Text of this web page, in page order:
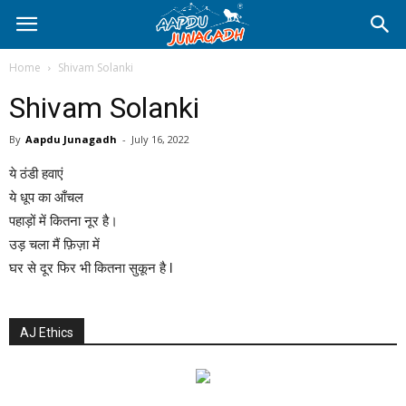
Home Shivam Solanki
Shivam Solanki
By Aapdu Junagadh - July 16, 2022
ये ठंडी हवाएं
ये धूप का आँचल
पहाड़ों में कितना नूर है।
उड़ चला मैं फ़िज़ा में
घर से दूर फिर भी कितना सुकून है l
AJ Ethics